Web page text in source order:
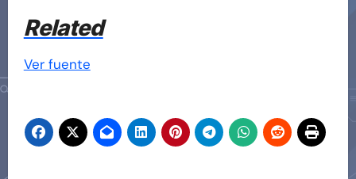
Related
Ver fuente